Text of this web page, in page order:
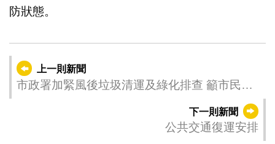
防狀態。
上一則新聞
市政署加緊風後垃圾清運及綠化排查 籲市民配
下一則新聞
公共交通復運安排